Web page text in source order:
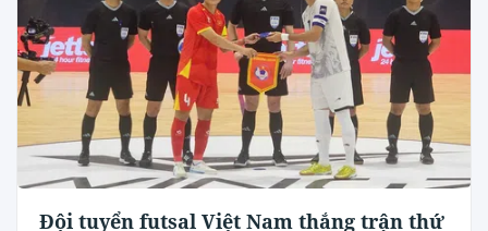
Đội tuyển futsal Việt Nam thắng trận thứ